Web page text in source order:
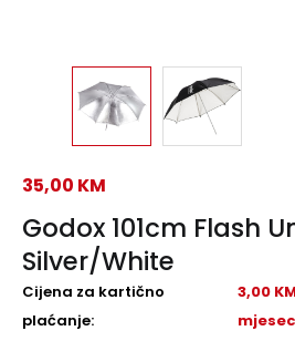
Godox 101cm Flash
Silver/White
35,00 KM
Cijena za kartično
plaćanje:
3,00